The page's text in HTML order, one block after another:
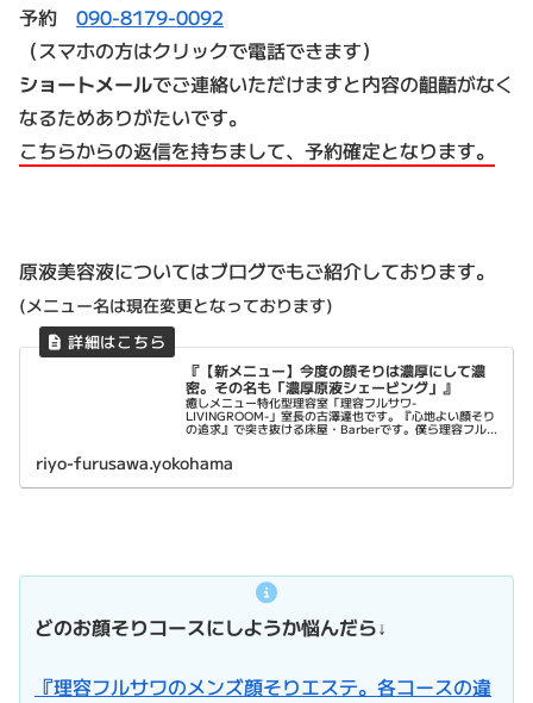
予約 090-8179-0092
（スマホの方はクリックで電話できます）
ショートメールでご連絡いただけますと内容の齟齬がなく
なるためありがたいです。
こちらからの返信を持ちまして、予約確定となります。
原液美容液についてはブログでもご紹介しております。
(メニュー名は現在変更となっております)
『【新メニュー】今度の顔そりは濃厚にして濃
密。その名も「濃厚原液シェービング」』
癒しメニュー特化型理容室「理容フルサワ-
LIVINGROOM-」室長の古澤達也です。『心地よい顔そり
の追求』で突き抜ける床屋・Barberです。僕ら理容フルサ
社会で頑張るあなたにひとときの...
riyo-furusawa.yokohama
どのお顔そりコースにしようか悩んだら↓
『理容フルサワのメンズ顔そりエステ。各コースの違